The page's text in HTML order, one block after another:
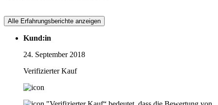
Alle Erfahrungsberichte anzeigen
Kund:in
24. September 2018
Verifizierter Kauf